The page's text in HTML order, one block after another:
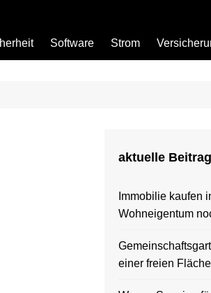
Software Strom
aktuelle
Immobilie kaufen
Wohneigentum
einer freien